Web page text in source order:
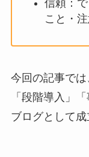
信頼：
こと・
今回の記事では
「段階導入」
ブログとして成